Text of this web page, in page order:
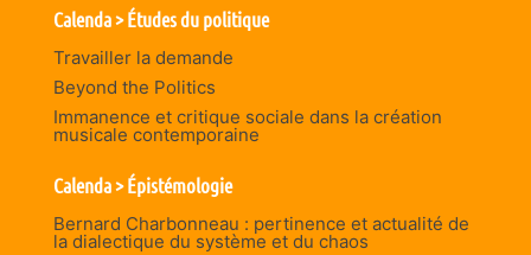
Calenda > Études du politique
Travailler la demande
Beyond the Politics
Immanence et critique sociale dans la création
musicale contemporaine
Calenda > Épistémologie
Bernard Charbonneau : pertinence et actualité de
la dialectique du système et du chaos